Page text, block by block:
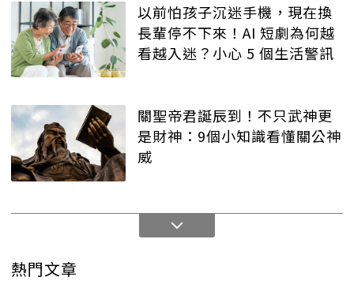
以前怕孩子沉迷手機，現在換
長輩停不下來！AI 短劇為何越
看越入迷？小心 5 個生活警訊
關聖帝君誕辰到！不只武神更
是財神：9個小知識看懂關公神
威
熱門文章